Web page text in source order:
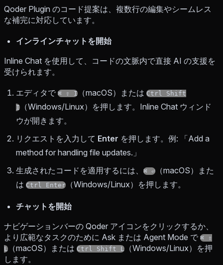
Qoder Plugin のコード提案は、複数行の編集やシームレス
な補完に対応しています。
インラインチャットを開始
Inline Chat を使用して、コードの文脈内で直接 AI の支援を
受けられます。
エディタで ⌘ ⇧ I （macOS）または Ctrl Shift
I
（Windows/Linux）を押します。Inline Chat ウィンド
ウが開きます。
リクエストを入力して Enter を押します。例: 「Add a
method for handling file updates.」
生成されたコードを適用するには、
⌘ ⏎
（macOS）また
は Ctrl Enter （Windows/Linux）を押します。
チャットを開始
ナビゲーションバーの Qoder アイコンをクリックするか、
より広範なタスクのために Ask または Agent Mode で ⌘ ⇧
L
（macOS）または Ctrl Shift L
（Windows/Linux）を押
します。